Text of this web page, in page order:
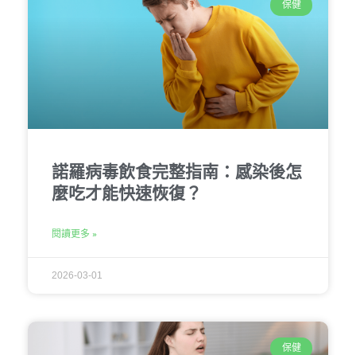
保健
諾羅病毒飲食完整指南：感染後怎
麼吃才能快速恢復？
閱讀更多 »
2026-03-01
保健